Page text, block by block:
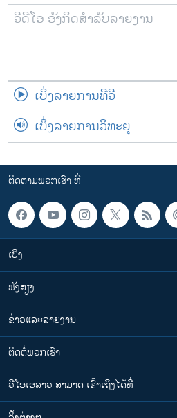
ພາສາຕ່າງໆ
ວີດີໂອ ອັງກິດສຳລັບລາຍງານ
ເບິ່ງລາຍການທີວີ
ເບິ່ງລາຍການວິທະຍຸ
ຕິດຕາມພວກເຮົາ ທີ່
ເບິ່ງ
ຟັງສຽງ
ຂ່າວແລະລາຍງານ
ຕິດຕໍ່ພວກເຮົາ
ວີໂອເອລາວ ສາມາດ ເຂົ້າເຖິງໄດ້ທີ່